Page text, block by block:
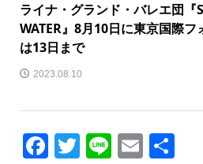
ライナ・グランド・バレエ団『
WATER』8月10日に東京国際
は13日まで
2023.08.10
Facebook
Twitter
LineEmail